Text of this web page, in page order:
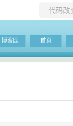
博客园 首页